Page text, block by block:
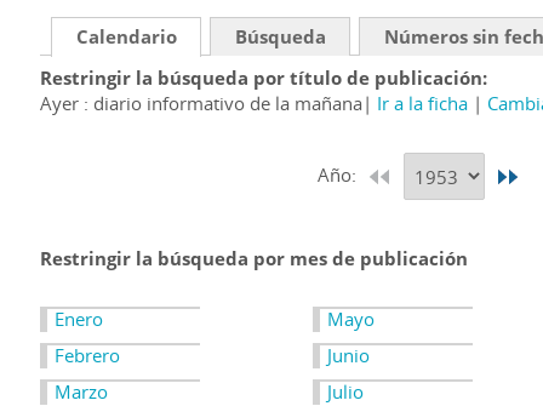
Calendario Búsqueda
Números sin
Restringir la búsqueda por título de publicación
Ayer : diario informativo de la mañana
Ir a la ficha
Año:
Restringir la búsqueda por mes de publicación
Enero
Febrero
Marzo
Mayo
Junio
Julio